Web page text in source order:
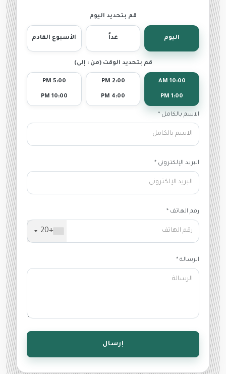
قم بتحديد اليوم
اليوم غداً الأسبوع القادم
قم بتحديد الوقت (من : إلى)
10:00 AM
1:00 PM
2:00 PM
4:00 PM
5:00 PM
10:00 PM
الاسم بالكامل *
البريد الإلكترونى *
رقم الهاتف *
+20
الرسالة *
إرسال